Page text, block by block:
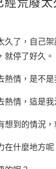
久了，自己
就停了好久。
熱情，是不
熱情，這是我
想到的情況
在什麼地方呢